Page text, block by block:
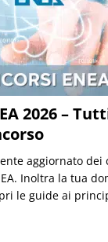
2026 –
aggiornato dei
Inoltra la tua
le guide ai